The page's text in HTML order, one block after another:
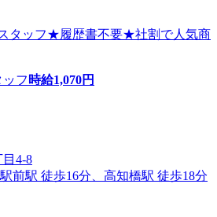
タッフ★履歴書不要★社割で人気商
フ 時給1,070円
4-8
前駅 徒歩16分、高知橋駅 徒歩18分